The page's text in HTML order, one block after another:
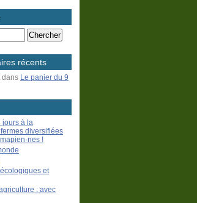
récents
dans Le panier du 9
jours à la
diversifiées
!
et
: avec